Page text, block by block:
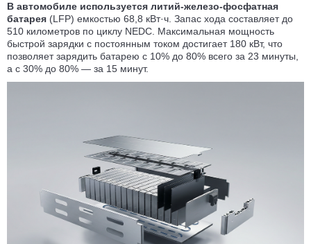
В автомобиле используется литий-железо-фосфатная
батарея (LFP) емкостью 68,8 кВт·ч. Запас хода составляет до
510 километров по циклу NEDC. Максимальная мощность
быстрой зарядки с постоянным током достигает 180 кВт, что
позволяет зарядить батарею с 10% до 80% всего за 23 минуты,
а с 30% до 80% — за 15 минут.